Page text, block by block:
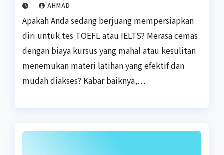
AHMAD
Apakah Anda sedang berjuang mempersiapkan
diri untuk tes TOEFL atau IELTS? Merasa cemas
dengan biaya kursus yang mahal atau kesulitan
menemukan materi latihan yang efektif dan
mudah diakses? Kabar baiknya,…